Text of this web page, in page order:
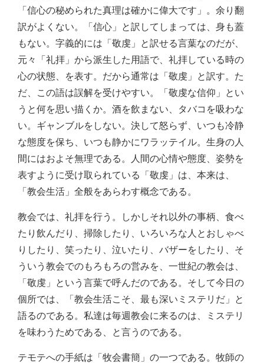
「信心の秘められた真理は確かに偉大です」。余り翻
訳がよくない。「信心」と訳してしまっては、身も蓋
もない。字義的には「敬虔」と訳せる言葉なのだが、
元々「礼拝」から派生した用語で、礼拝している時の
心の状態、を表す。だから通常は「敬虔」と訳す。た
だ、この語は誤解を受けやすい。「敬虔な信仰」とい
うと何を思い描くか。酒を飲まない、タバコを吸わな
い。ギャンブルをしない。決して怒らず、いつも冷静
な態度を保ち、いつも静かにワラッテイル。生身の人
間にはおよそ無理である。人間の心情や態度、姿勢を
表すように受け取られている「敬虔」は、本来は、
「教会生活」全般をあらわす概念である。
教会では、礼拝を行う。しかしそれ以外の事柄、食べ
たり飲んだり、掃除したり、いろいろな人とおしゃべ
りしたり、笑ったり、泣いたり、バザーをしたり、そ
ういう教会でのもろもろの営みを、一世紀の教会は、
「敬虔」という言葉で呼んだのである。そして今日の
個所では、「教会生活こそ、最も深いミステリだ」と
語るのである。私達は毎週教会に来るのは、ミステリ
を味わうためである、と言うのである。
テモテへの手紙は「牧会書簡」の一つである。牧師の